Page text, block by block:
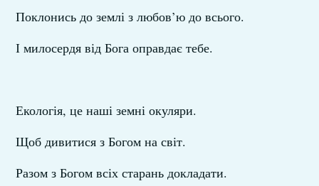
Поклонись до землі з любов’ю до всього.
І милосердя від Бога оправдає тебе.
Екологія, це наші земні окуляри.
Щоб дивитися з Богом на світ.
Разом з Богом всіх старань докладати.